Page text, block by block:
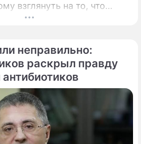
взглянуть на то, что
на экране главного
медиа" Александр Жаров
и крайне острый
неправильно:
раскрыл правду